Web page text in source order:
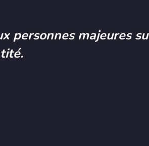
personnes majeures